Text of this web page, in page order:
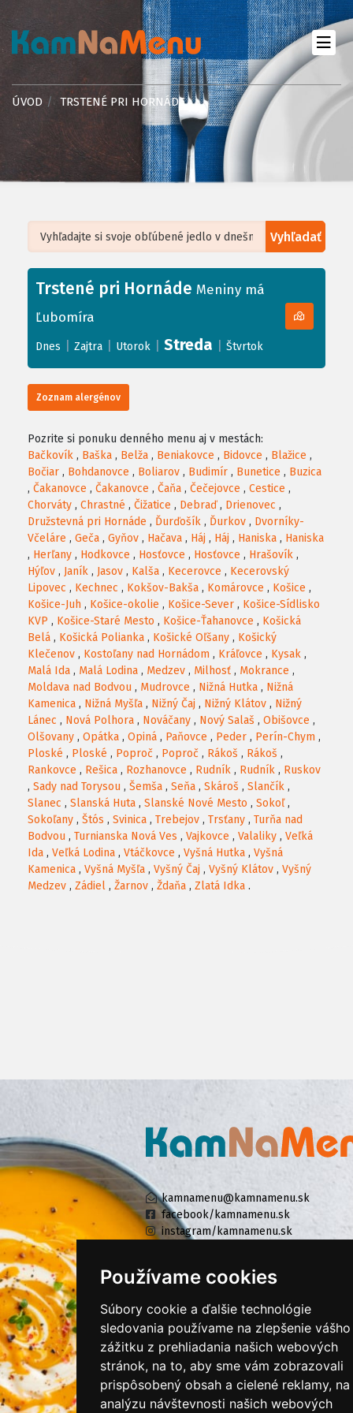
Používame cookies
Súbory cookie a ďalšie technológie
sledovania používame na zlepšenie vášho
zážitku z prehliadania našich webových
stránok, na to, aby sme vám zobrazovali
prispôsobený obsah a cielené reklamy, na
analýzu návštevnosti našich webových
ÚVOD TRSTENÉ PRI HORNÁDE
Vyhľadať
+
−
Leaflet| ©OpenStreetMap, Tiles courtesy ofHumanitarian OpenStreetMap
Trstené pri Hornáde Meniny má
Ľubomíra
Dnes Zajtra Utorok Streda Štvrtok
Zoznam alergénov
Pozrite si ponuku denného menu aj v mestách:
Bačkovík , Baška , Belža , Beniakovce , Bidovce , Blažice ,
Bočiar , Bohdanovce , Boliarov , Budimír , Bunetice , Buzica
, Čakanovce , Čakanovce , Čaňa , Čečejovce , Cestice ,
Chorváty , Chrastné , Čižatice , Debraď, Drienovec ,
Družstevná pri Hornáde , Ďurďošík , Ďurkov , Dvorníky-
Včeláre , Geča , Gyňov , Hačava , Háj , Háj , Haniska , Haniska
, Herľany , Hodkovce , Hosťovce , Hosťovce , Hrašovík ,
Hýľov , Janík , Jasov , Kalša , Kecerovce , Kecerovský
Lipovec , Kechnec , Kokšov-Bakša , Komárovce , Košice ,
Košice-Juh , Košice-okolie , Košice-Sever , Košice-Sídlisko
KVP , Košice-Staré Mesto , Košice-Ťahanovce , Košická
Belá , Košická Polianka , Košické Oľšany , Košický
Klečenov , Kostoľany nad Hornádom , Kráľovce , Kysak ,
Malá Ida , Malá Lodina , Medzev , Milhosť , Mokrance ,
Moldava nad Bodvou , Mudrovce , Nižná Hutka , Nižná
Kamenica , Nižná Myšľa , Nižný Čaj , Nižný Klátov , Nižný
Lánec , Nová Polhora , Nováčany , Nový Salaš , Obišovce ,
Olšovany , Opátka , Opiná , Paňovce , Peder , Perín-Chym ,
Ploské , Ploské , Poproč , Poproč , Rákoš , Rákoš ,
Rankovce , Rešica , Rozhanovce , Rudník , Rudník , Ruskov
, Sady nad Torysou , Šemša , Seňa , Skároš , Slančík ,
Slanec , Slanská Huta , Slanské Nové Mesto , Sokoľ,
Sokoľany , Štós , Svinica , Trebejov , Trsťany , Turňa nad
Bodvou , Turnianska Nová Ves , Vajkovce , Valaliky , Veľká
Ida , Veľká Lodina , Vtáčkovce , Vyšná Hutka , Vyšná
Kamenica , Vyšná Myšľa , Vyšný Čaj , Vyšný Klátov , Vyšný
Medzev , Zádiel , Žarnov , Ždaňa , Zlatá Idka .
kamnamenu@kamnamenu.sk
facebook/kamnamenu.sk
instagram/kamnamenu.sk
PRIHLÁSIŤ SA DO ZÁKAZNÍCKEJ ZÓNY
Všeobecné obchodné podmienky
Ochrana osobných údajov